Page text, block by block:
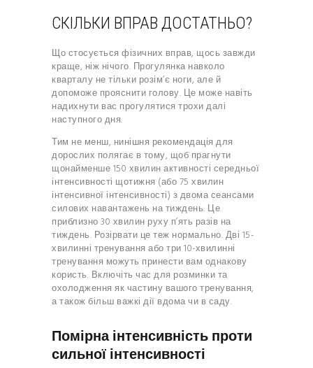
СКІЛЬКИ ВПРАВ ДОСТАТНЬО?
Що стосується фізичних вправ, щось завжди
краще, ніж нічого. Прогулянка навколо
кварталу не тільки розім’є ноги, але й
допоможе прояснити голову. Це може навіть
надихнути вас прогулятися трохи далі
наступного дня.
Тим не менш, нинішня рекомендація для
дорослих полягає в тому, щоб прагнути
щонайменше 150 хвилин активності середньої
інтенсивності щотижня (або 75 хвилин
інтенсивної інтенсивності) з двома сеансами
силових навантажень на тиждень. Це
приблизно 30 хвилин руху п’ять разів на
тиждень. Розірвати це теж нормально. Дві 15-
хвилинні тренування або три 10-хвилинні
тренування можуть принести вам однакову
користь. Включіть час для розминки та
охолодження як частину вашого тренування,
а також більш важкі дії вдома чи в саду.
Помірна інтенсивність проти
сильної інтенсивності